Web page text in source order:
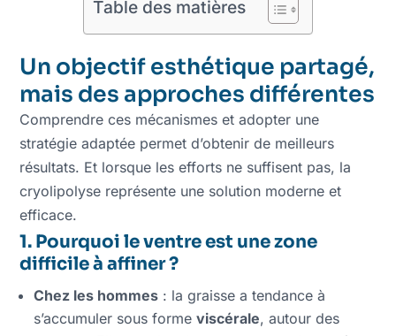
Table des matières
Un objectif esthétique partagé,
mais des approches différentes
Comprendre ces mécanismes et adopter une
stratégie adaptée permet d’obtenir de meilleurs
résultats. Et lorsque les efforts ne suffisent pas, la
cryolipolyse représente une solution moderne et
efficace.
1. Pourquoi le ventre est une zone
difficile à affiner ?
Chez les hommes : la graisse a tendance à
s’accumuler sous formeviscérale, autour des